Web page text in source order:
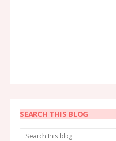
SEARCH THIS BLOG